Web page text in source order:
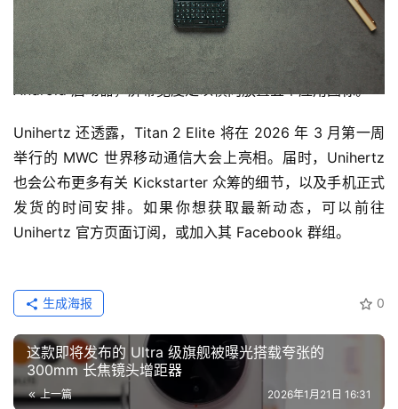
与 Clicks 不同，后者大力将其 Communicator 宣传为一部
“副机”或主力手机的辅助设备，而 Unihertz 至少在目前并
没有做出类似定位。演示画面显示，该机运行的是常规的
Android 启动器，屏幕宽度足以横向放置五个应用图标。
Unihertz 还透露，Titan 2 Elite 将在 2026 年 3 月第一周
举行的 MWC 世界移动通信大会上亮相。届时，Unihertz
也会公布更多有关 Kickstarter 众筹的细节，以及手机正式
发货的时间安排。如果你想获取最新动态，可以前往
Unihertz 官方页面订阅，或加入其 Facebook 群组。
0
生成海报
这款即将发布的 Ultra 级旗舰被曝光搭载夸张的
300mm 长焦镜头增距器
上一篇 2026年1月21日 16:31